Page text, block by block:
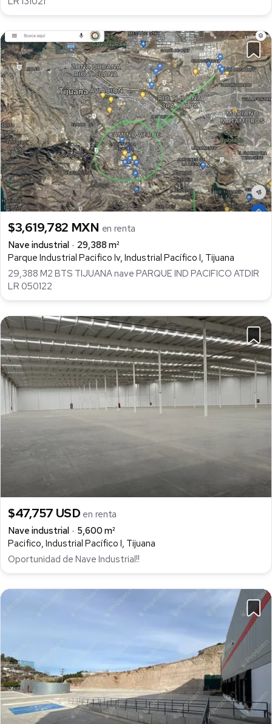
$3,619,782 MXN en renta
Nave industrial
29,388 m²
Parque Industrial Pacifico Iv, Industrial Pacífico I, Tijuana
29,388 M2 BTS TIJUANA nave PARQUE IND PACIFICO ATDIR
LR 050122
$47,757 USD en renta
Nave industrial
5,600 m²
Pacifico, Industrial Pacífico I, Tijuana
Oportunidad de Nave Industrial!!